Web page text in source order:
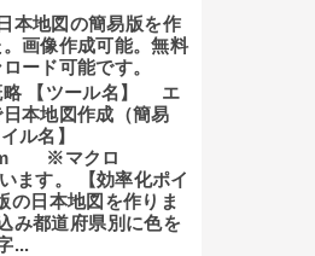
本地図の簡易版を作
。画像作成可能。無料
ード可能です。
略 【ツール名】 エ
本地図作成（簡易
イル名】
※マクロ
ます。 【効率化ポイ
の日本地図を作りま
み都道府県別に色を
...